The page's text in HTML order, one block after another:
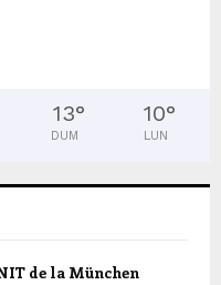
13°
DUM
10°
LUN
de la München